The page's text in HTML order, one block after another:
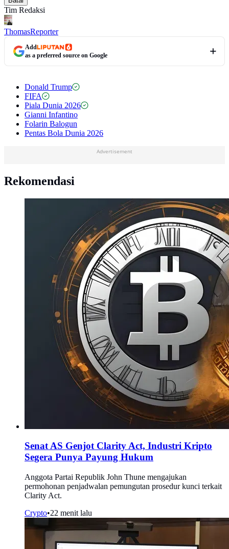
Tim Redaksi
ThomasReporter
Add
as a preferred source on Google
Donald Trump
FIFA
Piala Dunia 2026
Gianni Infantino
Folarin Balogun
Pentas Bola Dunia 2026
Advertisement
Rekomendasi
Senat AS Genjot Clarity Act, Industri Kripto
Segera Punya Payung Hukum
Anggota Partai Republik John Thune mengajukan
permohonan penjadwalan pemungutan prosedur kunci terkait
Clarity Act.
Crypto•22 menit lalu